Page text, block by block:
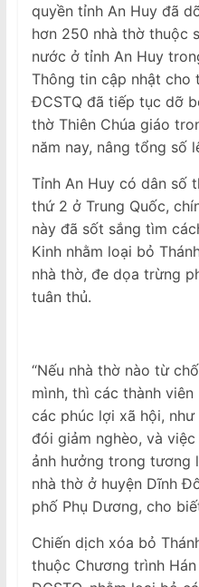
quyền tỉnh An Huy đã
hơn 250 nhà thờ thuộc
nước ở tỉnh An Huy
Thông tin cập nhật cho
ĐCSTQ đã tiếp tục dỡ
thờ Thiên Chúa giáo
năm nay, nâng tổng số
Tỉnh An Huy có dân số
thứ 2 ở Trung Quốc,
này đã sốt sắng tìm
Kinh nhằm loại bỏ
nhà thờ, đe dọa trừng
tuân thủ.
“Nếu nhà thờ nào từ
mình, thì các thành
các phúc lợi xã hội,
đói giảm nghèo, và
ảnh hưởng trong tương
nhà thờ ở huyện Dĩnh
phố Phụ Dương, cho
Chiến dịch xóa bỏ
thuộc Chương trình